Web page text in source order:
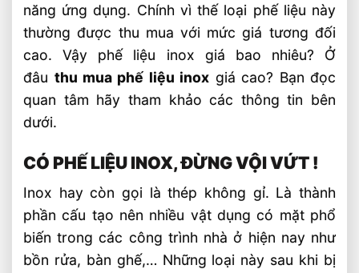
năng ứng dụng. Chính vì thế loại phế liệu này
thường được thu mua với mức giá tương đối
cao. Vậy phế liệu inox giá bao nhiêu? Ở
đâu thu mua phế liệu inox giá cao? Bạn đọc
quan tâm hãy tham khảo các thông tin bên
dưới.
CÓ PHẾ LIỆU INOX, ĐỪNG VỘI VỨT !
Inox hay còn gọi là thép không gỉ. Là thành
phần cấu tạo nên nhiều vật dụng có mặt phổ
biến trong các công trình nhà ở hiện nay như
bồn rửa, bàn ghế,… Những loại này sau khi bị